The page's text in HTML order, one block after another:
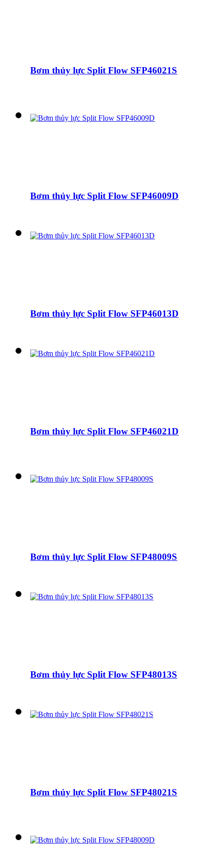
Bơm thủy lực Split Flow SFP46021S
Bơm thủy lực Split Flow SFP46009D
Bơm thủy lực Split Flow SFP46013D
Bơm thủy lực Split Flow SFP46021D
Bơm thủy lực Split Flow SFP48009S
Bơm thủy lực Split Flow SFP48013S
Bơm thủy lực Split Flow SFP48021S